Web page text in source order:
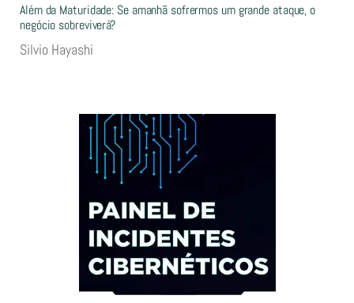
Além da Maturidade: Se amanhã sofrermos um grande ataque, o
negócio sobreviverá?
Silvio Hayashi